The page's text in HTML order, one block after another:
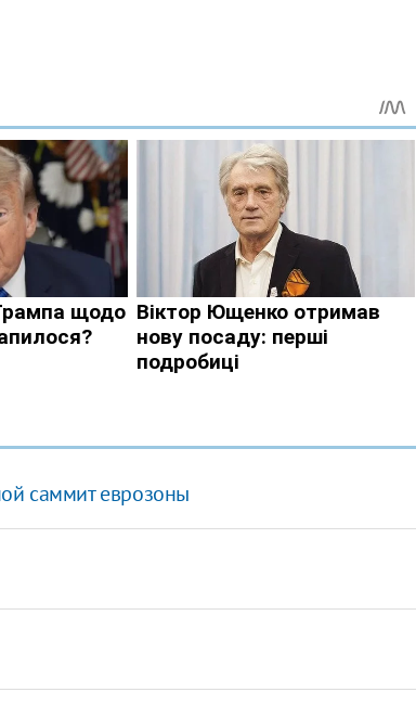
саммит еврозоны